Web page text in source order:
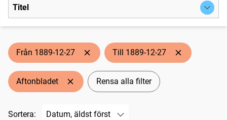
Titel
Från 1889-12-27 Till 1889-12-27
Aftonbladet Rensa alla filter
Sortera: